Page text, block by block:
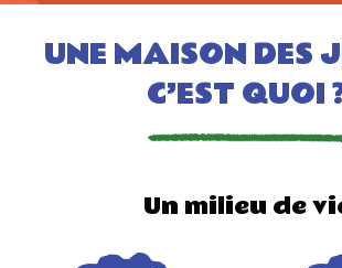
UNE MAISON DES
C’EST QUOI
Un milieu de